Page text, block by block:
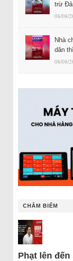
trừ
08/08/
Nhà
dân
08/08/
CHÂM BIẾM
Phạt lên